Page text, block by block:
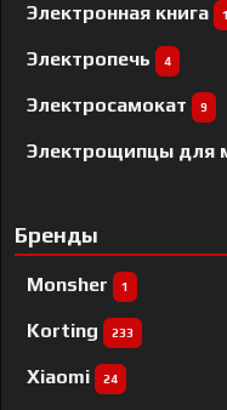
Электронная книга 1
Электропечь 4
Электросамокат 9
Электрощипцы для
Бренды
Monsher 1
Korting 233
Xiaomi 24